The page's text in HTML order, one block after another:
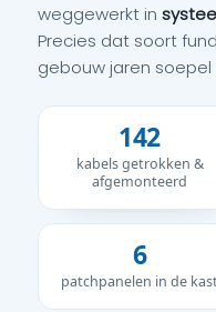
weggewerkt in
Precies dat soort
gebouw jaren soepel
142
kabels getrokken &
afgemonteerd
6
patchpanelen in de